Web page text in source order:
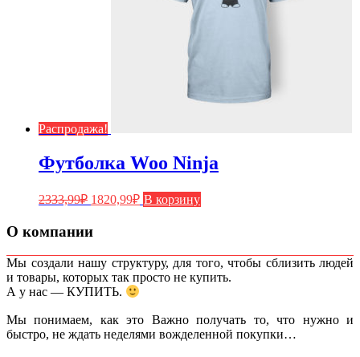
Распродажа!
Футболка Woo Ninja
2333,99₽ 1820,99₽ В корзину
О компании
Мы создали нашу структуру, для того, чтобы сблизить людей
и товары, которых так просто не купить.
А у нас — КУПИТЬ.
Мы понимаем, как это Важно получать то, что нужно и
быстро, не ждать неделями вожделенной покупки…